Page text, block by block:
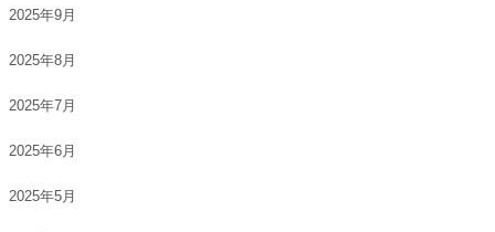
2025年9月
2025年8月
2025年7月
2025年6月
2025年5月